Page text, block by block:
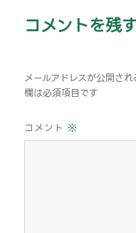
ン
コメントを残
メールアドレスが公開され
欄は必須項目です
コメント ※